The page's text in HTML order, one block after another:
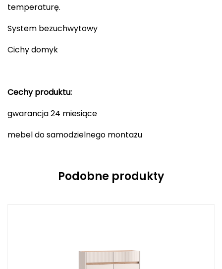
temperaturę.
System bezuchwytowy
Cichy domyk
Cechy produktu:
gwarancja 24 miesiące
mebel do samodzielnego montażu
Podobne produkty